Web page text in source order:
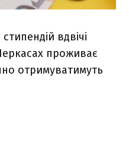
вдвічі
проживає
отримуватимуть